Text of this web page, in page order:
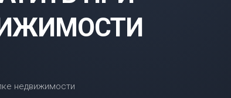
ЛУЧШИЙ
БАНК
МОЖНО